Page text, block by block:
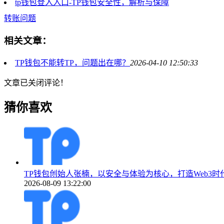
tp钱包登入入口-TP钱包安全性，解析与保障
转账问题
相关文章：
TP钱包不能转TP，问题出在哪？ 2026-04-10 12:50:33
文章已关闭评论！
猜你喜欢
TP钱包创始人张楠，以安全与体验为核心，打造Web3时
2026-08-09 13:22:00